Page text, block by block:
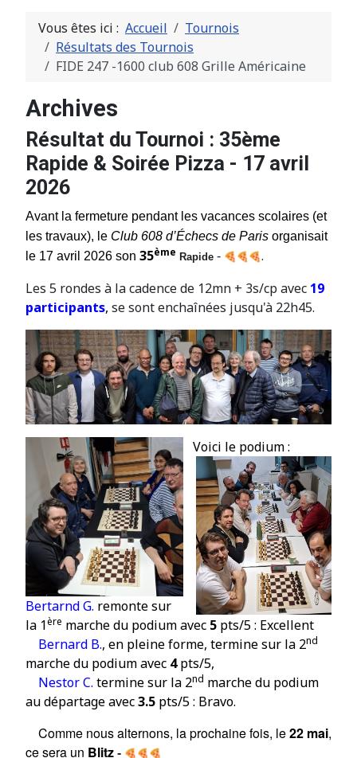
Vous êtes ici : Accueil
Tournois
Résultats des Tournois
FIDE 247 -1600 club 608 Grille Américaine
Archives
Résultat du Tournoi : 35ème
Rapide & Soirée Pizza - 17 avril
2026
Avant la fermeture pendant les vacances scolaires (et
les travaux), le Club 608 d’Échecs de Paris organisait
le 17 avril 2026 son 35ème Rapide -
.
Les 5 rondes à la cadence de 12mn + 3s/cp avec 19
participants, se sont enchaînées jusqu'à 22h45.
Voici le podium :
Bertarnd G. remonte sur
la 1ère marche du podium avec 5 pts/5 : Excellent
Bernard B., en pleine forme, terminesur la 2nd
marche du podium avec 4pts/5,
Nestor C. termine sur la 2nd marche du podium
au départage avec3.5 pts/5 : Bravo.
Comme nous alternons, la prochaine fois, le22 mai,
ce sera un Blitz -